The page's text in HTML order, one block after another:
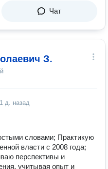
Чат
З.
1 д. назад
словами; Практикую
власти с 2008 года;
перспективы и
учитывая опыт и